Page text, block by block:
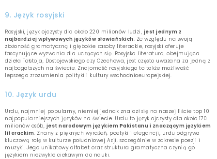
9. Język rosyjski
Rosyjski, język ojczysty dla około 220 milionów ludzi, jest jednym z
najbardziej wpływowych języków słowiańskich. Ze względu na swoją
złożoność gramatyczną i głębokie zasoby literackie, rosyjski oferuje
fascynujące wyzwania dla uczących się. Rosyjska literatura, obejmująca
dzieła Tołstoja, Dostojewskiego czy Czechowa, jest często uważana za jedną z
najbogatszych na świecie. Znajomość rosyjskiego to także możliwość
lepszego zrozumienia polityki i kultury wschodnioeuropejskiej.
10. Język urdu
Urdu, najmniej popularny, niemiej jednak znalazł się na naszej liście top 10
najpopularniejszych języków na świecie. Urdu to język ojczysty dla około 170
milionów osób, jest narodowym językiem Pakistanu i znaczącym językiem
literackim. Znany z pięknych wyrażeń, poetyki i elegancji, urdu odgrywa
kluczową rolę w kulturze południowej Azji, szczególnie w zakresie poezji i
muzyki. Jego unikatowy alfabet oraz struktura gramatyczna czynią go
językiem niezwykle ciekawym do nauki.